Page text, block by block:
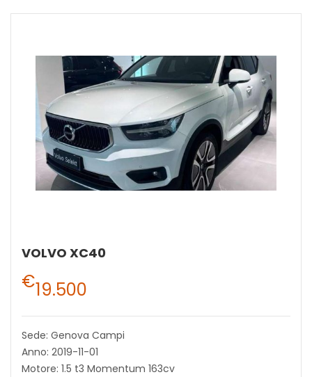
VOLVO XC40
€19.500
Sede: Genova Campi
Anno: 2019-11-01
Motore: 1.5 t3 Momentum 163cv